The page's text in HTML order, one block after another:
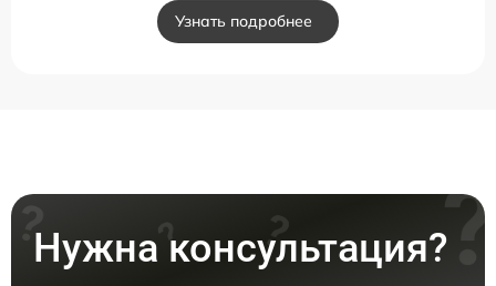
Узнать подробнее
Нужна консультация?